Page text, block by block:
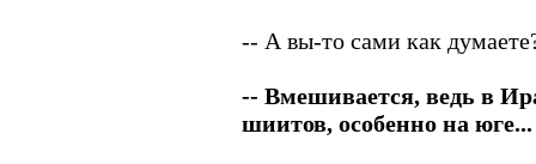
-- А вы-то сами как
-- Вмешивается, ведь в
шиитов, особенно на юге...